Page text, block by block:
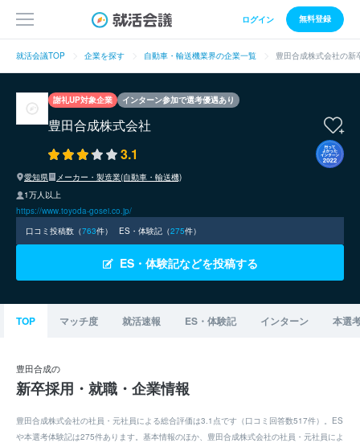
ログイン 無料登録
就活会議TOP 企業を探す 自動車・輸送機業界の企業一覧 豊田合成株式会社の新
謝礼UP対象企業 インターン参加で選考優遇あり
豊田合成株式会社
3.1
愛知県
メーカー・製造業(自動車・輸送機)
1万人以上
https://www.toyoda-gosei.co.jp/
口コミ投稿数（763件） ES・体験記（275件）
ES・体験記などを投稿する
TOP マッチ度 就活速報 ES・体験記 インターン 本選
豊田合成の
新卒採用・就職・企業情報
豊田合成株式会社の社員・元社員による総合評価は3.1点です（口コミ回答数517件）。ES
や本選考体験記は275件あります。基本情報のほか、豊田合成株式会社の社員・元社員によ